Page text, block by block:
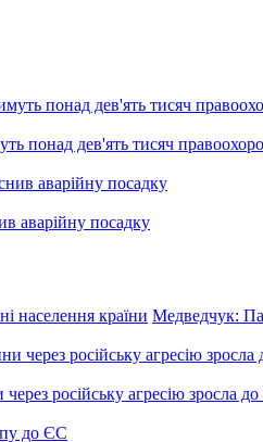
понад дев'ять тисяч
аварійну посадку
населення країни Медведчук:
російську агресію зросла до